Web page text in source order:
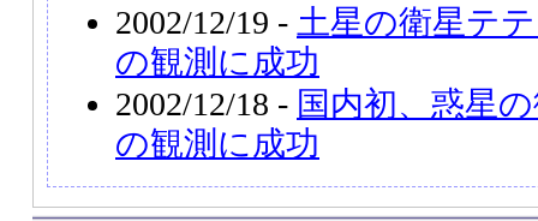
2002/12/19 - 土星の衛星テ
の観測に成功
2002/12/18 - 国内初、惑星
の観測に成功